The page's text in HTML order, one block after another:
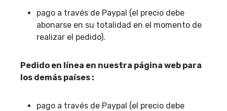
pago a través de Paypal (el precio debe
abonarse en su totalidad en el momento de
realizar el pedido).
Pedido en línea en nuestra página web para
los demás países :
pago a través de Paypal (el precio debe